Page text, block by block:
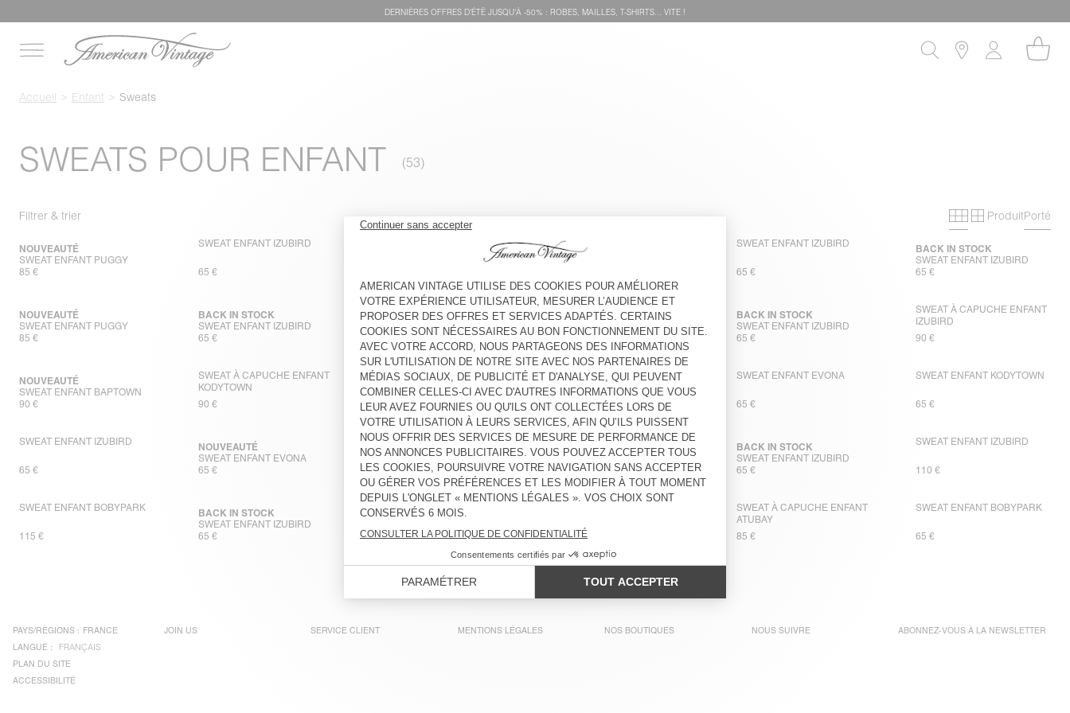
DERNIÈRES OFFRES D'ÉTÊ JUSQU'À -50% : ROBES, MAILLES, T-SHIRTS... VITE !
Accueil Enfant Sweats
SWEATS POUR ENFANT
Filtrer & trier Grille primaire
Grille
ProduitPorté
SWEAT ENFANT PUGGY
NOUVEAUTÉ
85 €
SWEAT ENFANT IZUBIRD
65 €
SWEAT À CAPUCHE ENFANT
SWEAT À CAPUCHE ENFANT
IZUBIRD
SWEAT ENFANT IZUBIRD
65 €
SWEAT ENFANT IZUBIRD
BACK IN STOCK
65 €
SWEAT ENFANT PUGGY
NOUVEAUTÉ
85 €
SWEAT ENFANT IZUBIRD
BACK IN STOCK
65 €
SWEAT ENFANT HOKTOWN
145 €
SWEAT ENFANT FUXOW
65 €
SWEAT ENFANT IZUBIRD
BACK IN STOCK
65 €
SWEAT À CAPUCHE ENFANT
IZUBIRD
90 €
SWEAT ENFANT BAPTOWN
NOUVEAUTÉ
90 €
SWEAT À CAPUCHE ENFANT
KODYTOWN
90 €
SWEAT ENFANT EVONA
65 €
SWEAT ENFANT KODYTOWN
100 €
SWEAT ENFANT EVONA
65 €
SWEAT ENFANT KODYTOWN
65 €
SWEAT ENFANT IZUBIRD
65 €
SWEAT ENFANT EVONA
NOUVEAUTÉ
65 €
SWEAT ENFANT IZUBIRD
65 €
SWEAT ENFANT ATUBAY
60 €
SWEAT ENFANT IZUBIRD
BACK IN STOCK
65 €
SWEAT ENFANT IZUBIRD
110 €
SWEAT ENFANT BOBYPARK
115 €
SWEAT ENFANT IZUBIRD
BACK IN STOCK
65 €
SWEAT ENFANT IZUBIRD
65 €
90 €
SWEAT À CAPUCHE ENFANT
ATUBAY
85 €
SWEAT ENFANT BOBYPARK
65 €
PAYS/RÉGIONS : FRANCE
LANGUE :
FRANÇAIS
PLAN DU SITE
ACCESSIBILITÉ
JOIN US SERVICE CLIENT MENTIONS LÉGALES NOS BOUTIQUES NOUS SUIVRE ABONNEZ-VOUS À LA NEWSLETTER